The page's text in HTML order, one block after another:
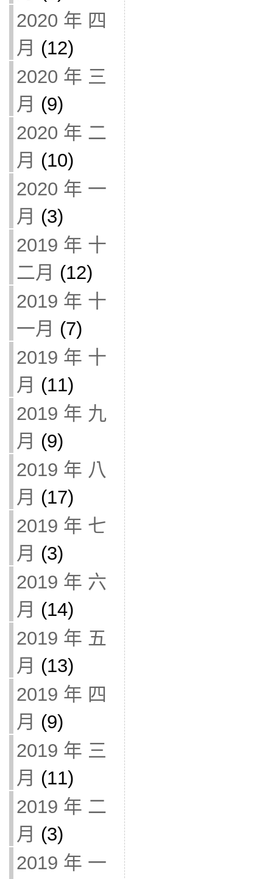
2020 年 四
月 (12)
2020 年 三
月 (9)
2020 年 二
月 (10)
2020 年 一
月 (3)
2019 年 十
二月 (12)
2019 年 十
一月 (7)
2019 年 十
月 (11)
2019 年 九
月 (9)
2019 年 八
月 (17)
2019 年 七
月 (3)
2019 年 六
月 (14)
2019 年 五
月 (13)
2019 年 四
月 (9)
2019 年 三
月 (11)
2019 年 二
月 (3)
2019 年 一